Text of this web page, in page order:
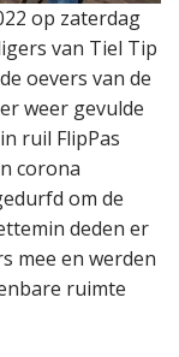
op zaterdag
van Tiel Tip
oevers van de
weer gevulde
ruil FlipPas
corona
om de
deden er
mee en werden
ruimte